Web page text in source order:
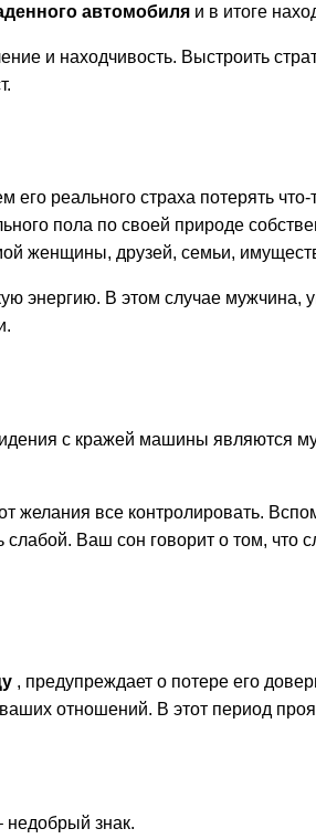
автомобиля и в итоге
и находчивость. Выстроить
его реального страха потерять
пола по своей природе
женщины, друзей, семьи,
энергию. В этом случае мужчина,
с кражей машины являются
желания все контролировать.
Ваш сон говорит о том,
, предупреждает о потере его
отношений. В этот период
недобрый знак.